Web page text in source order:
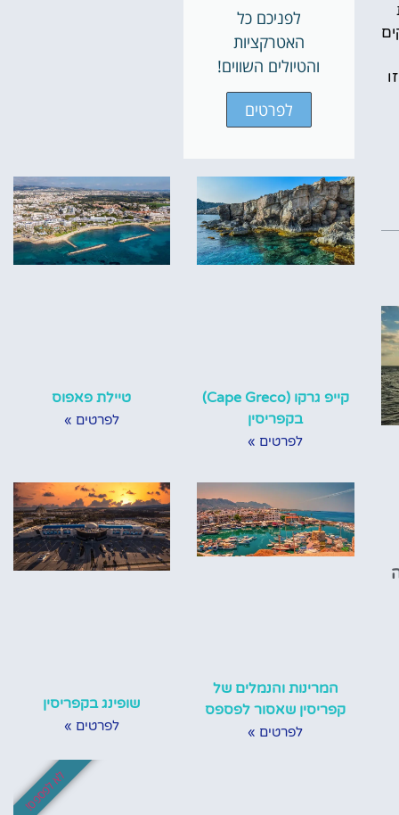
לפניכם כל
האטרקציות
והטיולים השווים!
לפרטים
קייפ גרקו (Cape Greco)
בקפריסין
לפרטים »
טיילת פאפוס
לפרטים »
המרינות והנמלים של
קפריסין שאסור לפספס
לפרטים »
שופינג בקפריסין
לפרטים »
לא לפספס!